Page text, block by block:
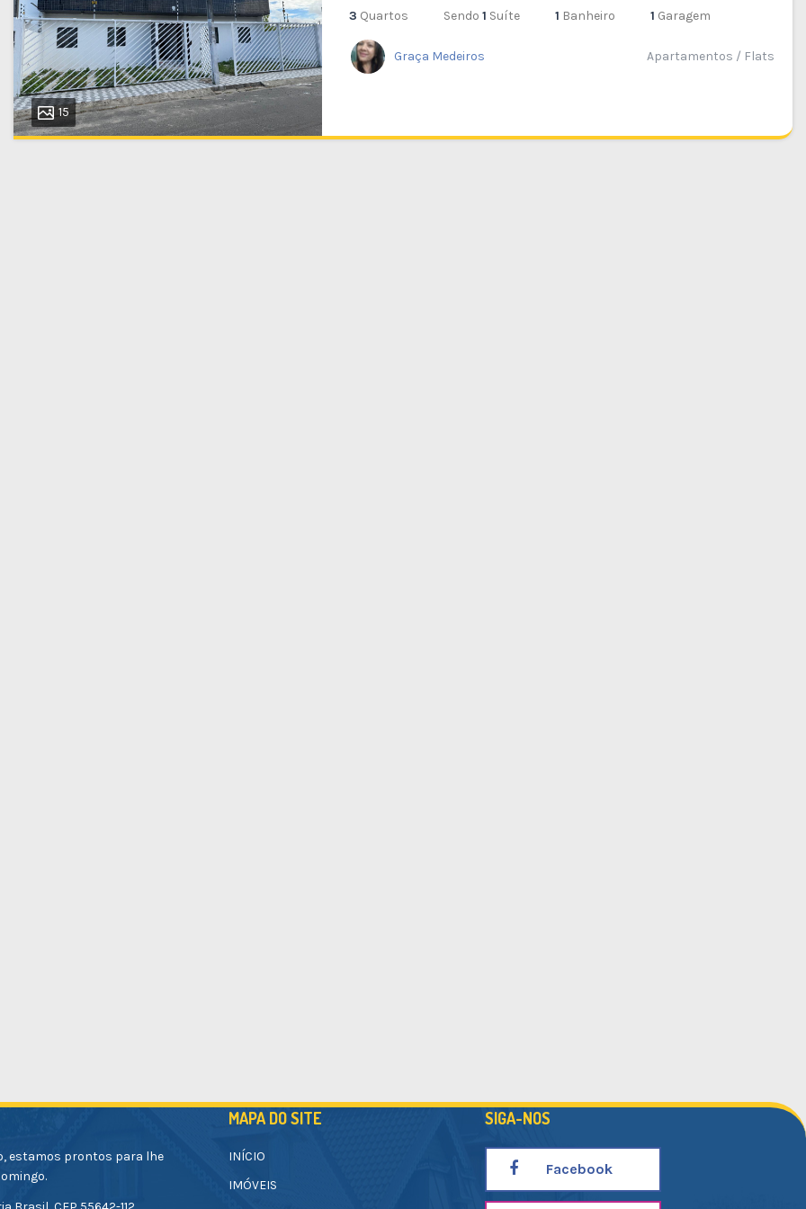
15
3 Quartos Sendo1 Suíte 1 Banheiro 1 Garagem
Graça Medeiros Apartamentos / Flats
estamos prontos para lhe
MAPA DO SITE
INÍCIO
IMÓVEIS
SIGA-NOS
Facebook